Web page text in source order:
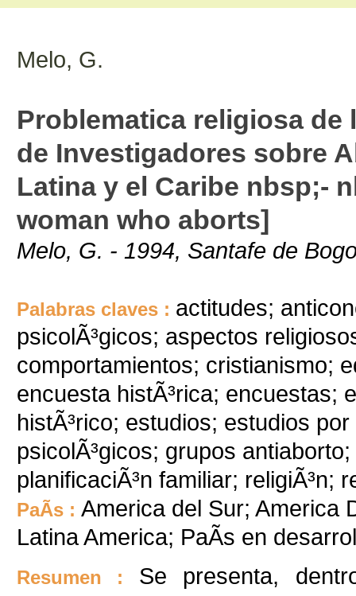
Melo, G.
Problematica religiosa
de Investigadores sobre
Latina y el Caribe nbsp;-
woman who aborts]
Melo, G. - 1994, Santafe de
Palabras claves : actitudes;
psicolÃ³gicos; aspectos
comportamientos; cristianismo;
encuesta histÃ³rica; encuestas;
histÃ³rico; estudios; estudios
psicolÃ³gicos; grupos
planificaciÃ³n familiar; religiÃ³n;
PaÃ­s : America del Sur; America
Latina America; PaÃ­s en
Resumen : Se presenta,